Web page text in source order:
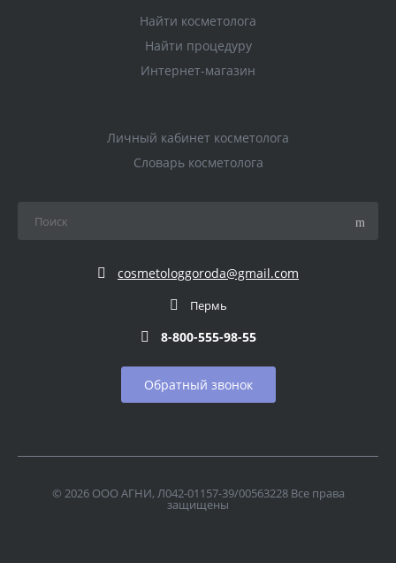
Найти косметолога
Найти процедуру
Интернет-магазин
Личный кабинет косметолога
Словарь косметолога
cosmetologgoroda@gmail.com
Пермь
8-800-555-98-55
Обратный звонок
© 2026 ООО АГНИ, Л042-01157-39/00563228 Все права
защищены